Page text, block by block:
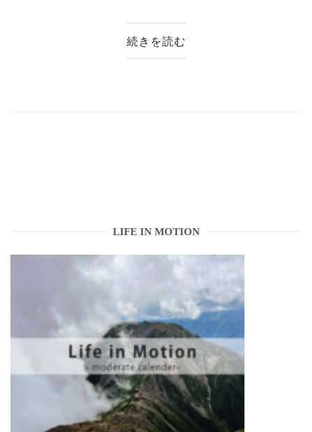
続きを読む
LIFE IN MOTION